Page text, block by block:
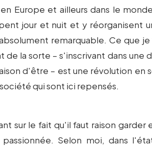
Europe et ailleurs dans le
jour et nuit et y réorganisent
remarquable. Ce que
de la sorte – s'inscrivant dans
d'être – est une révolution en
qui sont ici repensés.
sur le fait qu'il faut raison garder
Selon moi, dans